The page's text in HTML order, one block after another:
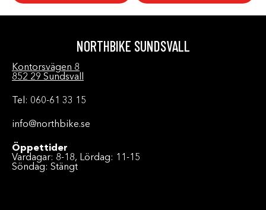
NORTHBIKE SUNDSVALL
Kontorsvägen 8
852 29 Sundsvall
Tel: 060-61 33 15
info@northbike.se
Öppettider
Vardagar: 8-18, Lördag: 11-15
Söndag: Stängt